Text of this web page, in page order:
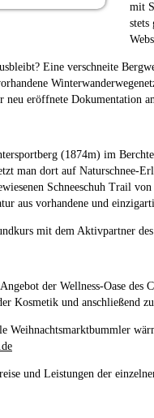
mit
stets
Eine verschneite
neu eröffnete Dokumentation
(1874m) im
man dort auf Naturschnee-
Schneeschuh Trail
aus vorhandene und
mit dem Aktivpartner
der Wellness-Oase
Kosmetik und anschließend
Weihnachtsmarktbummler
und Leistungen der